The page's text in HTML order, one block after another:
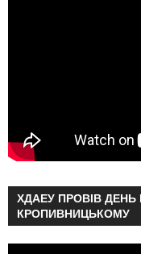
ХДАЕУ ПРОВІВ ДЕНЬ
КРОПИВНИЦЬКОМУ